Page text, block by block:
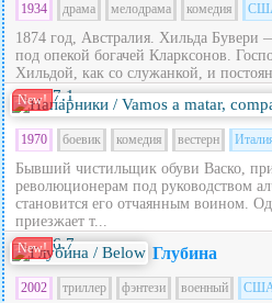
1934 драма мелодрама комедия
1874 год, Австралия. Хильда Бувери
под опекой богачей Кларксонов.
Хильдой, как со служанкой, и
New! 7.1
1970 боевик комедия вестерн
Бывший чистильщик обуви Васко,
революционерам под руководством
становится его отчаянным воином.
приезжает т...
New! 6.7 Глубина
2002 триллер фэнтези военный